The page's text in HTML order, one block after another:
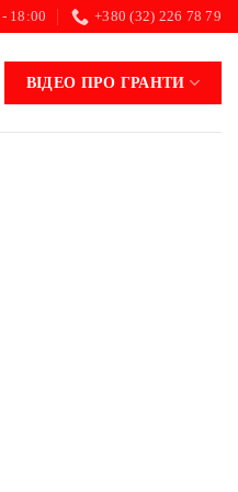
18:00 +380 (32) 226 78 79
ВІДЕО ПРО ГРАНТИ